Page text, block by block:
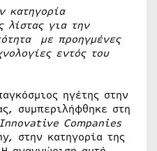
κατηγορία
λίστας για την
με προηγμένες
εντός του
ηγέτης στην
συμπεριλήφθηκε στη
Innovative Companies
στην κατηγορία της